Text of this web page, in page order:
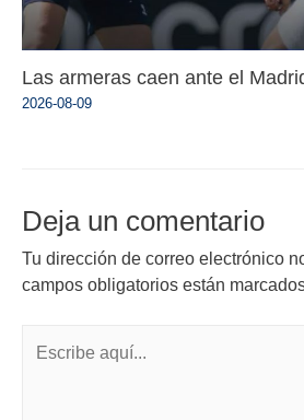
Las armeras caen ante el
2026-08-09
Deja un comentario
Tu dirección de correo electrónico
campos obligatorios están